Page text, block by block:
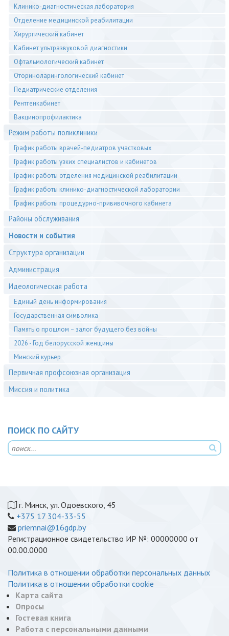
Клинико-диагностическая лаборатория
Отделение медицинской реабилитации
Хирургический кабинет
Кабинет ультразвуковой диагностики
Офтальмологический кабинет
Оториноларингологический кабинет
Педиатрические отделения
Рентгенкабинет
Вакцинопрофилактика
Режим работы поликлиники
График работы врачей-педиатров участковых
График работы узких специалистов и кабинетов
График работы отделения медицинской реабилитации
График работы клинико-диагностической лаборатории
График работы процедурно-прививочного кабинета
Районы обслуживания
Новости и события
Структура организации
Администрация
Идеологическая работа
Единый день информирования
Государственная символика
Память о прошлом – залог будущего без войны
2026 - Год белорусской женщины
Минский курьер
Первичная профсоюзная организация
Миссия и политика
ПОИСК ПО САЙТУ
г. Минск, ул. Одоевского, 45
+375 17 304-33-55
priemnai@16gdp.by
Регистрационное свидетельство ИР №: 00000000 от
00.00.0000
Политика в отношении обработки персональных данных
Политика в отношении обработки cookie
Карта сайта
Опросы
Гостевая книга
Работа с персональными данными